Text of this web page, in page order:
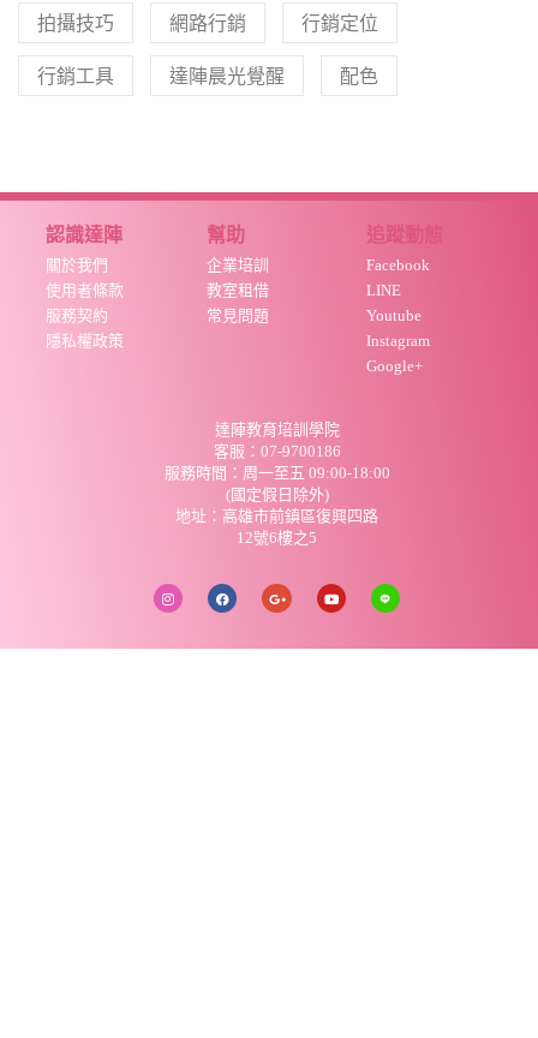
拍攝技巧 網路行銷 行銷定位
行銷工具 達陣晨光覺醒 配色
認識達陣
關於我們
使用者條款
服務契約
隱私權政策
幫助
企業培訓
教室租借
常見問題
追蹤動態
Facebook
LINE
Youtube
Instagram
Google+
達陣教育培訓學院
客服：07-9700186
服務時間：周一至五 09:00-18:00
(國定假日除外)
地址：高雄市前鎮區復興四路
12號6樓之5